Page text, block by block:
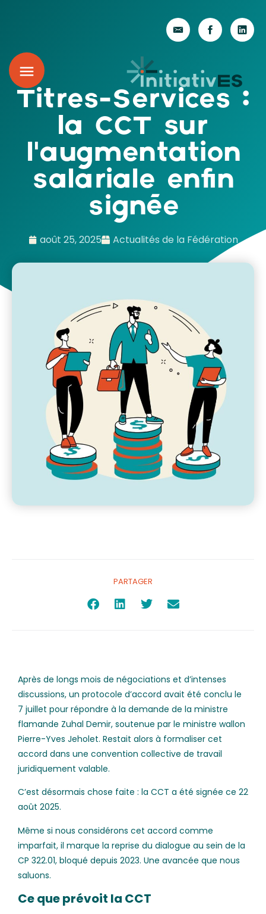
Titres-Services :
la CCT sur
l’augmentation
salariale enfin
signée
août 25, 2025 Actualités de la Fédération
PARTAGER
Après de longs mois de négociations et d’intenses
discussions, un protocole d’accord avait été conclu le
7 juillet pour répondre à la demande de la ministre
flamande Zuhal Demir, soutenue par le ministre wallon
Pierre-Yves Jeholet. Restait alors à formaliser cet
accord dans une convention collective de travail
juridiquement valable.
C’est désormais chose faite : la CCT a été signée ce 22
août 2025.
Même si nous considérons cet accord comme
imparfait, il marque la reprise du dialogue au sein de la
CP 322.01, bloqué depuis 2023. Une avancée que nous
saluons.
Ce que prévoit la CCT